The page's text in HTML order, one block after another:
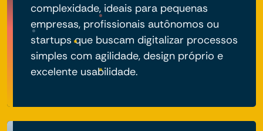
complexidade, ideais para pequenas
empresas, profissionais autônomos ou
startups que buscam digitalizar processos
simples com agilidade, design próprio e
excelente usabilidade.